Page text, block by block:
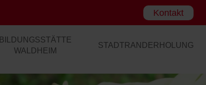
Kontakt
BILDUNGSSTÄTTE
WALDHEIM
STADTRANDERHOLUNG